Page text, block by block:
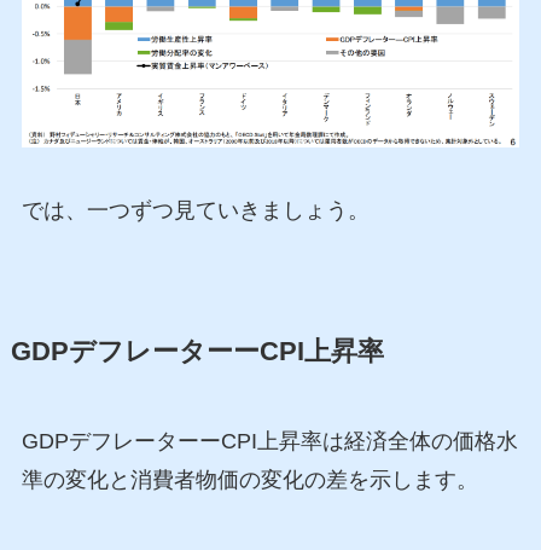
では、一つずつ見ていきましょう。
GDPデフレーターーCPI上昇率
GDPデフレーターーCPI上昇率は経済全体の価格水
準の変化と消費者物価の変化の差を示します。